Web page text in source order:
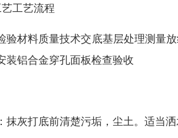
工艺流程
验材料质量技术交底基层处理测量
装铝合金穿孔面板检查验收
抹灰打底前清楚污垢，尘土。适当